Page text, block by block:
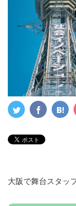
大阪で舞台スタッ